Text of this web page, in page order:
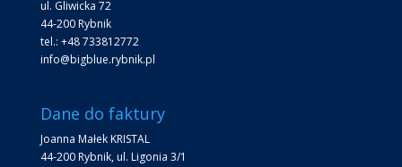
ul. Gliwicka 72
44-200 Rybnik
tel.: +48 733812772
info@bigblue.rybnik.pl
Dane do faktury
Joanna Małek KRISTAL
44-200 Rybnik, ul. Ligonia 3/1